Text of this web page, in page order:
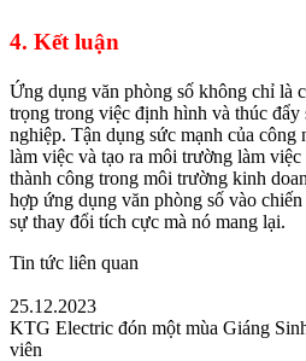
4. Kết luận
Ứng dụng văn phòng số không chỉ là
trọng trong việc định hình và thúc đẩy
nghiệp. Tận dụng sức mạnh của công
làm việc và tạo ra môi trường làm
thành công trong môi trường kinh
hợp ứng dụng văn phòng số vào
sự thay đổi tích cực mà nó mang lại.
Tin tức liên quan
25.12.2023
KTG Electric đón một mùa Giáng
viên